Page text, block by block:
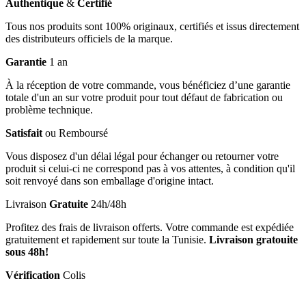
Authentique & Certifié
Tous nos produits sont 100% originaux, certifiés et issus directement
des distributeurs officiels de la marque.
Garantie 1 an
À la réception de votre commande, vous bénéficiez d’une garantie
totale d'un an sur votre produit pour tout défaut de fabrication ou
problème technique.
Satisfait ou Remboursé
Vous disposez d'un délai légal pour échanger ou retourner votre
produit si celui-ci ne correspond pas à vos attentes, à condition qu'il
soit renvoyé dans son emballage d'origine intact.
Livraison Gratuite 24h/48h
Profitez des frais de livraison offerts. Votre commande est expédiée
gratuitement et rapidement sur toute la Tunisie. Livraison gratouite
sous 48h!
Vérification Colis